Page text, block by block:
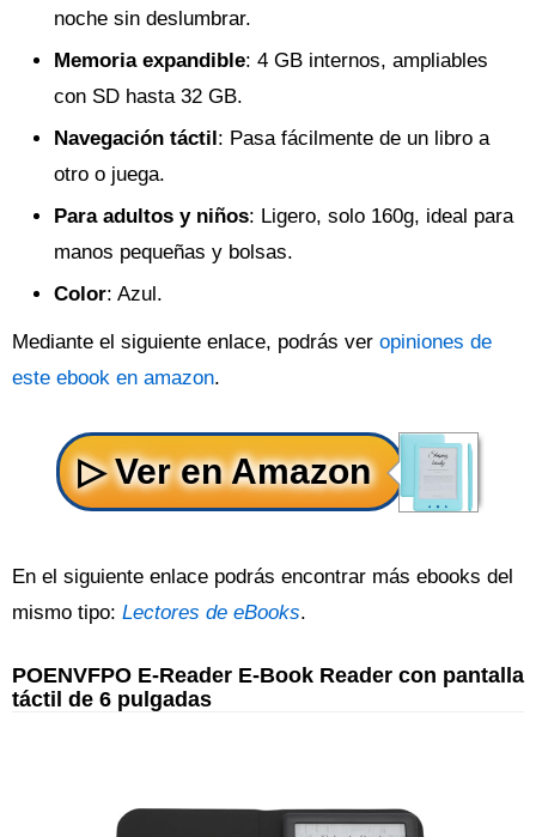
noche sin deslumbrar.
Memoria expandible: 4 GB internos, ampliables
con SD hasta 32 GB.
Navegación táctil: Pasa fácilmente de un libro a
otro o juega.
Para adultos y niños: Ligero, solo 160g, ideal para
manos pequeñas y bolsas.
Color: Azul.
Mediante el siguiente enlace, podrás ver opiniones de
este ebook en amazon.
En el siguiente enlace podrás encontrar más ebooks del
mismo tipo: Lectores de eBooks.
POENVFPO E-Reader E-Book Reader con pantalla
táctil de 6 pulgadas